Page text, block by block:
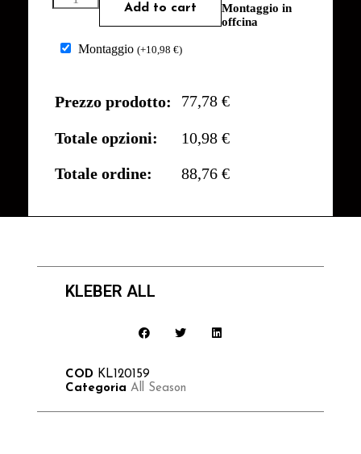
Add to cart
Montaggio in
offcina
Montaggio (+10,98 €)
Prezzo prodotto: 77,78 €
Totale opzioni:
10,98 €
Totale ordine:
88,76 €
KLEBER ALL
COD KL120159
Categoria All Season